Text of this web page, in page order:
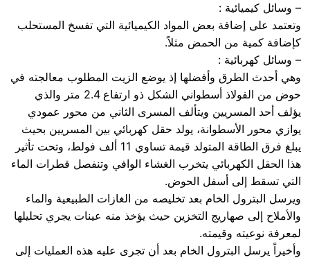
– وسائل كيميائية :
وتعتمد على إضافة بعض المواد الكيميائية التي تفسخ المستحلب
كإضافة كمية من الحمض مثلاً.
– وسائل كهربائية :
وهي أحدث الطرق وأفضلها إذ يوضع الزيت المطلوب معالجته في
حوض من الفولاذ أسطواني الشكل ذو ارتفاع 2.4 متر والذي
يؤلف أحد المسريين ويتألف المسرى الثاني من محور عمودي
يوازي محور الأسطوانة، يولد حقل كهربائي بين المسريين بحيث
يبلغ فرق الطاقة المتولد قيمة تساوي 11 ألف فولط، وتحت تأثير
هذا الحقل الكهربائي يتخرب الغشاء الوافي وتنفصل قطرات الماء
التي تسقط إلى أسفل الحوض.
ويرسل البترول الخام بعد تخليصه من الغازات الطبيعية والماء
والأملاح إلى صهاريج التخزين حيث يؤخذ منه عينات يجري تحليلها
لمعرفة نوعيته وقيمته.
وأخيراً يرسل البترول الخام بعد أن تجرى عليه هذه العمليات إلى